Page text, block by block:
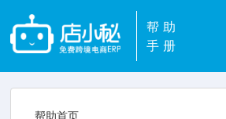
帮助
手册
帮助首页